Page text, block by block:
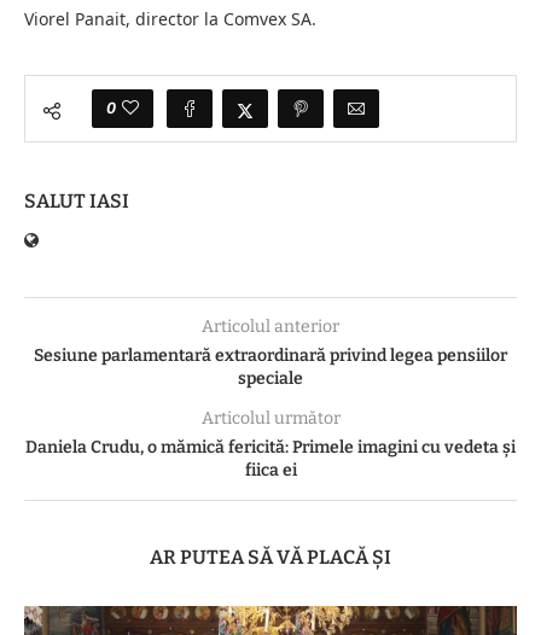
Viorel Panait, director la Comvex SA.
0
SALUT IASI
Articolul anterior
Sesiune parlamentară extraordinară privind legea pensiilor
speciale
Articolul următor
Daniela Crudu, o mămică fericită: Primele imagini cu vedeta și
fiica ei
AR PUTEA SĂ VĂ PLACĂ ȘI